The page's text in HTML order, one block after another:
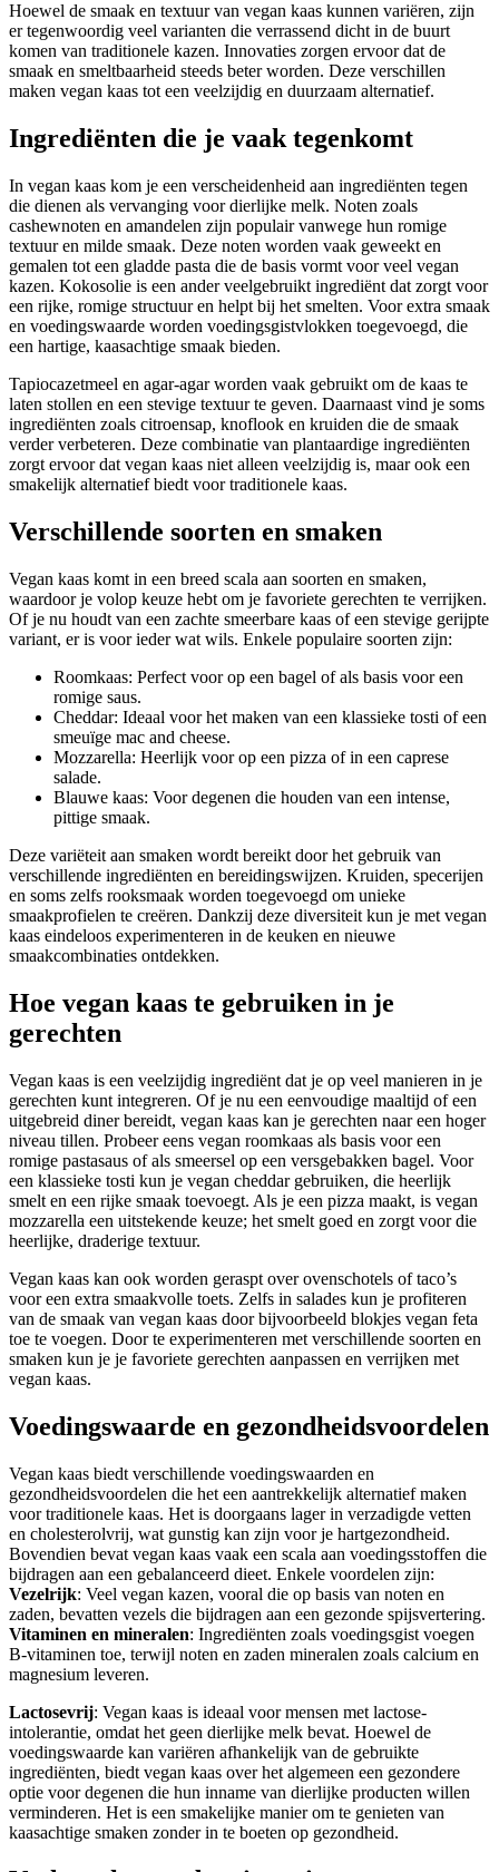
Hoewel de smaak en textuur van vegan kaas kunnen variëren, zijn
er tegenwoordig veel varianten die verrassend dicht in de buurt
komen van traditionele kazen. Innovaties zorgen ervoor dat de
smaak en smeltbaarheid steeds beter worden. Deze verschillen
maken vegan kaas tot een veelzijdig en duurzaam alternatief.
Ingrediënten die je vaak tegenkomt
In vegan kaas kom je een verscheidenheid aan ingrediënten tegen
die dienen als vervanging voor dierlijke melk. Noten zoals
cashewnoten en amandelen zijn populair vanwege hun romige
textuur en milde smaak. Deze noten worden vaak geweekt en
gemalen tot een gladde pasta die de basis vormt voor veel vegan
kazen. Kokosolie is een ander veelgebruikt ingrediënt dat zorgt voor
een rijke, romige structuur en helpt bij het smelten. Voor extra smaak
en voedingswaarde worden voedingsgistvlokken toegevoegd, die
een hartige, kaasachtige smaak bieden.
Tapiocazetmeel en agar-agar worden vaak gebruikt om de kaas te
laten stollen en een stevige textuur te geven. Daarnaast vind je soms
ingrediënten zoals citroensap, knoflook en kruiden die de smaak
verder verbeteren. Deze combinatie van plantaardige ingrediënten
zorgt ervoor dat vegan kaas niet alleen veelzijdig is, maar ook een
smakelijk alternatief biedt voor traditionele kaas.
Verschillende soorten en smaken
Vegan kaas komt in een breed scala aan soorten en smaken,
waardoor je volop keuze hebt om je favoriete gerechten te verrijken.
Of je nu houdt van een zachte smeerbare kaas of een stevige gerijpte
variant, er is voor ieder wat wils. Enkele populaire soorten zijn:
Roomkaas: Perfect voor op een bagel of als basis voor een
romige saus.
Cheddar: Ideaal voor het maken van een klassieke tosti of een
smeuïge mac and cheese.
Mozzarella: Heerlijk voor op een pizza of in een caprese
salade.
Blauwe kaas: Voor degenen die houden van een intense,
pittige smaak.
Deze variëteit aan smaken wordt bereikt door het gebruik van
verschillende ingrediënten en bereidingswijzen. Kruiden, specerijen
en soms zelfs rooksmaak worden toegevoegd om unieke
smaakprofielen te creëren. Dankzij deze diversiteit kun je met vegan
kaas eindeloos experimenteren in de keuken en nieuwe
smaakcombinaties ontdekken.
Hoe vegan kaas te gebruiken in je
gerechten
Vegan kaas is een veelzijdig ingrediënt dat je op veel manieren in je
gerechten kunt integreren. Of je nu een eenvoudige maaltijd of een
uitgebreid diner bereidt, vegan kaas kan je gerechten naar een hoger
niveau tillen. Probeer eens vegan roomkaas als basis voor een
romige pastasaus of als smeersel op een versgebakken bagel. Voor
een klassieke tosti kun je vegan cheddar gebruiken, die heerlijk
smelt en een rijke smaak toevoegt. Als je een pizza maakt, is vegan
mozzarella een uitstekende keuze; het smelt goed en zorgt voor die
heerlijke, draderige textuur.
Vegan kaas kan ook worden geraspt over ovenschotels of taco’s
voor een extra smaakvolle toets. Zelfs in salades kun je profiteren
van de smaak van vegan kaas door bijvoorbeeld blokjes vegan feta
toe te voegen. Door te experimenteren met verschillende soorten en
smaken kun je je favoriete gerechten aanpassen en verrijken met
vegan kaas.
Voedingswaarde en gezondheidsvoordelen
Vegan kaas biedt verschillende voedingswaarden en
gezondheidsvoordelen die het een aantrekkelijk alternatief maken
voor traditionele kaas. Het is doorgaans lager in verzadigde vetten
en cholesterolvrij, wat gunstig kan zijn voor je hartgezondheid.
Bovendien bevat vegan kaas vaak een scala aan voedingsstoffen die
bijdragen aan een gebalanceerd dieet. Enkele voordelen zijn:
Vezelrijk: Veel vegan kazen, vooral die op basis van noten en
zaden, bevatten vezels die bijdragen aan een gezonde spijsvertering.
Vitaminen en mineralen: Ingrediënten zoals voedingsgist voegen
B-vitaminen toe, terwijl noten en zaden mineralen zoals calcium en
magnesium leveren.
Lactosevrij: Vegan kaas is ideaal voor mensen met lactose-
intolerantie, omdat het geen dierlijke melk bevat. Hoewel de
voedingswaarde kan variëren afhankelijk van de gebruikte
ingrediënten, biedt vegan kaas over het algemeen een gezondere
optie voor degenen die hun inname van dierlijke producten willen
verminderen. Het is een smakelijke manier om te genieten van
kaasachtige smaken zonder in te boeten op gezondheid.